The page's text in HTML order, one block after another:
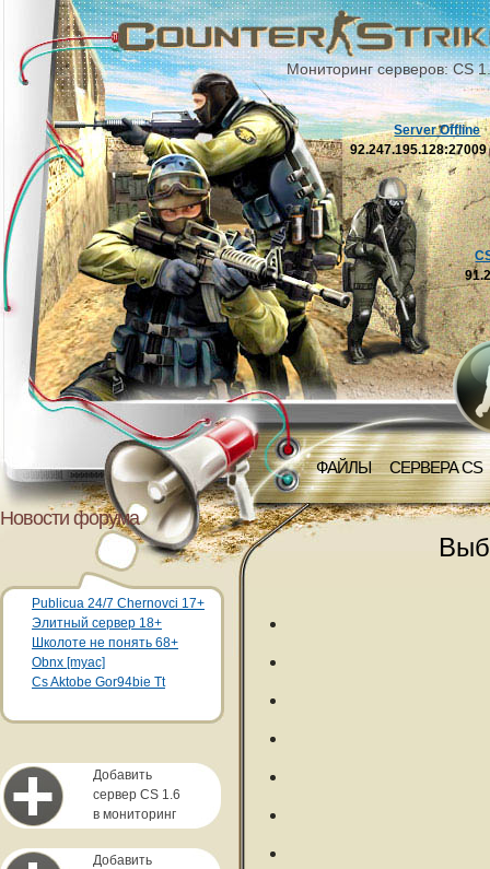
Мониторинг серверов: CS
ФАЙЛЫ СЕРВЕРА CS
Server Offline
92.247.195.128:27009
Новости форума
Publicua 24/7 Chernovci 17+
Элитный сервер 18+
Школоте не понять 68+
Obnx [myac]
Cs Aktobe Gor94bie Tt
Добавить
сервер CS 1.6
в мониторинг
Добавить